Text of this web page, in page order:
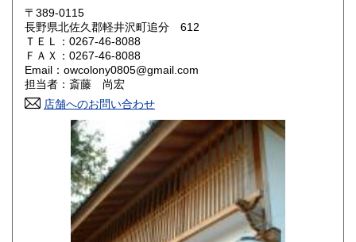
岡山県
山口県 600円
香川県 600円 愛媛県
高知県 600円
600円 長崎県
600円 大分県
600円 鹿児島県
〒389-0115
長野県北佐久郡軽井沢町追分 612
ＴＥＬ：0267-46-8088
ＦＡＸ：0267-46-8088
Email：owcolony0805@gmail.com
担当者：斎藤 尚宏
店舗へのお問い合わせ